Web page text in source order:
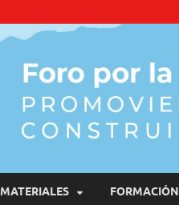
Derechos, Construimos Igualdad
MATERIALES FORMACIÓN